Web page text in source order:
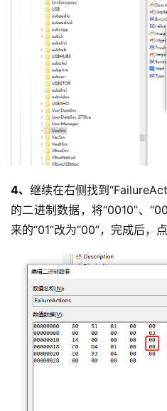
4、 继续在右侧找到
的二进制数据，将“0010”、
来的“01”改为“00”，完成后，